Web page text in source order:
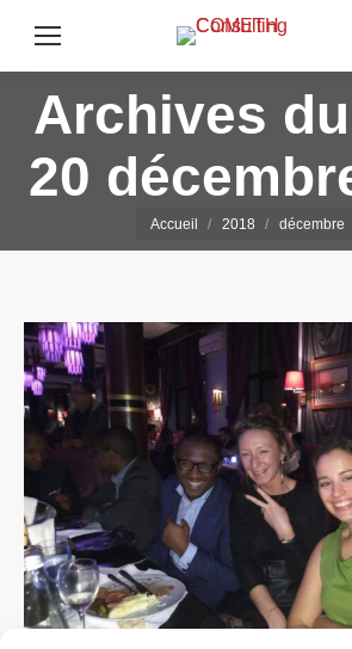
Archives
20
Vous êtes ici :
Accueil 2018 décembre